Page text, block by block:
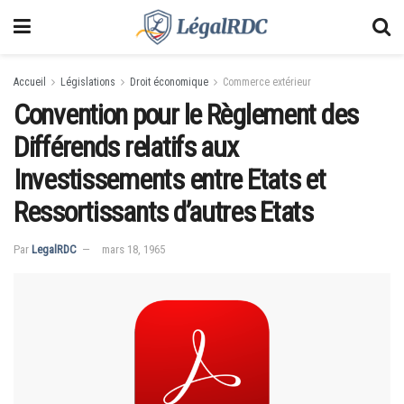
Accueil Législations Droit économique Commerce extérieur
Convention pour le Règlement des
Différends relatifs aux
Investissements entre Etats et
Ressortissants d’autres Etats
Par LegalRDC mars 18, 1965